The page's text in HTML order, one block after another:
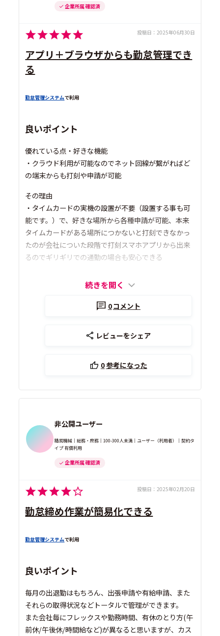
企業所属 確認済
投稿日： 2025年06月30日
アプリ＋ブラウザからも勤怠管理でき
る
勤怠管理システムで利用
良いポイント
優れている点・好きな機能
・クラウド利用が可能なのでネット回線が繋がればど
の端末からも打刻や申請が可能
その理由
・タイムカードの実機の設置が不要（設置する事も可
能です。）で、好きな場所から各種申請が可能、本来
タイムカードがある場所につかないと打刻できなかっ
たのが会社についた段階で打刻スマホアプリから出来
るのでギリギリでの通勤の場合も安心できる
続きを開く
0コメント
レビューをシェア
0参考になった
非公開ユーザー
精密機械｜総務・庶務｜100-300人未満｜ユーザー（利用者）｜契約タ
イプ 有償利用
企業所属 確認済
投稿日： 2025年02月20日
勤怠締め作業が簡易化できる
勤怠管理システムで利用
良いポイント
毎月の出退勤はもちろん、出張申請や有給申請、また
それらの取得状況などトータルで管理ができます。
また会社毎にフレックスや勤務時間、有休のとり方(午
前休/午後休/時間給など)が異なると思いますが、カス